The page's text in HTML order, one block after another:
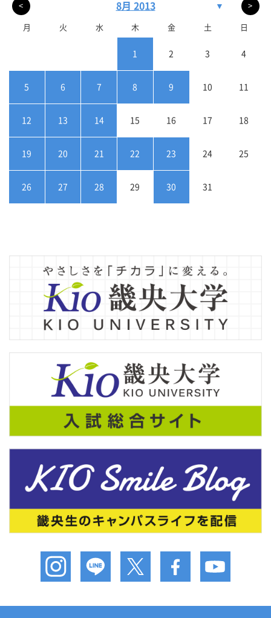
< 8月 2013 ▼ >
月 火 水 木 金 土 日
1 2 3 4
5 6 7 8 9 10 11
12 13 14 15 16 17 18
19 20 21 22 23 24 25
26 27 28 29 30 31